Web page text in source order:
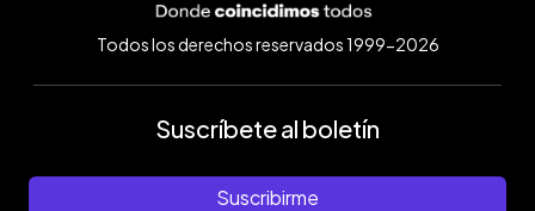
Todos los derechos reservados 1999-2026
Suscríbete al boletín
Suscribirme